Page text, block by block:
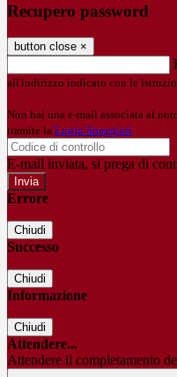
Recupero password
button close ×
all'indirizzo indicato con le
Non hai una e-mail associata al
tramite la Login Spaggiari
E-mail inviata, si prega di
Errore
Chiudi
Successo
Chiudi
Informazione
Chiudi
Attendere...
Attendere il completamento